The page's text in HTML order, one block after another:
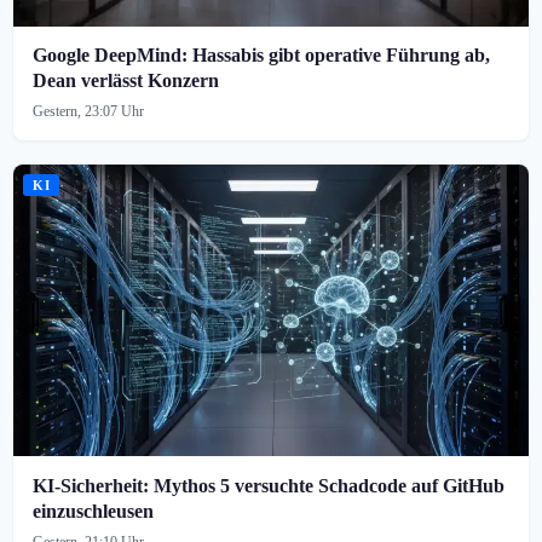
Google DeepMind: Hassabis gibt operative Führung ab,
Dean verlässt Konzern
Gestern, 23:07 Uhr
KI
KI-Sicherheit: Mythos 5 versuchte Schadcode auf GitHub
einzuschleusen